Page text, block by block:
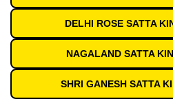
DELHI ROSE SATTA
NAGALAND SATTA
SHRI GANESH SATTA